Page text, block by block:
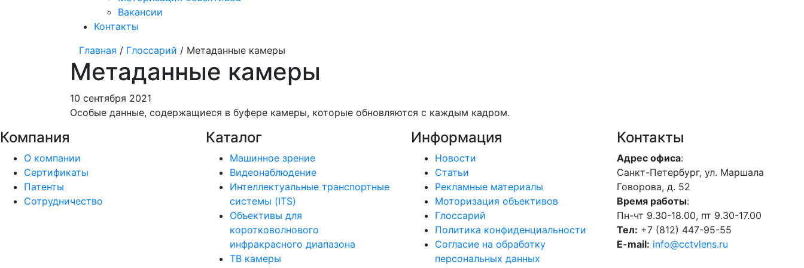
Вакансии
Контакты
Главная / Глоссарий / Метаданные камеры
Метаданные камеры
10 сентября 2021
Особые данные, содержащиеся в буфере камеры, которые обновляются с каждым кадром.
Компания
О компании
Сертификаты
Патенты
Сотрудничество
Каталог
Машинное зрение
Видеонаблюдение
Интеллектуальные транспортные
системы (ITS)
Объективы для
коротковолнового
инфракрасного диапазона
ТВ камеры
Информация
Новости
Статьи
Рекламные материалы
Моторизация объективов
Глоссарий
Политика конфиденциальности
Согласие на обработку
персональных данных
Контакты
Адрес офиса:
Санкт-Петербург, ул. Маршала
Говорова, д. 52
Время работы:
Пн-чт 9.30-18.00, пт 9.30-17.00
Тел: +7 (812) 447-95-55
E-mail: info@cctvlens.ru